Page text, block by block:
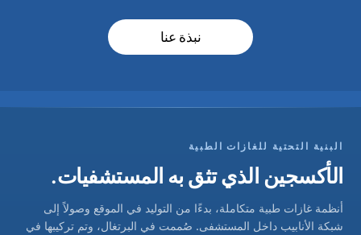
نبذة عنا
البنية التحتية للغازات الطبية
الأكسجين الذي تثق به المستشفيات.
أنظمة غازات طبية متكاملة، بدءًا من التوليد في الموقع وصولاً إلى
شبكة الأنابيب داخل المستشفى. صُممت في البرتغال، وتم تركيبها في